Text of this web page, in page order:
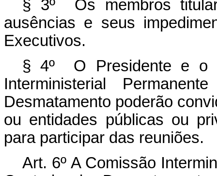
§ 3º Os membros
ausências e seus
Executivos.
§ 4º O Presidente e o
Interministerial
Desmatamento poderão
ou entidades públicas ou
para participar das reuniões.
Art. 6º A Comissão